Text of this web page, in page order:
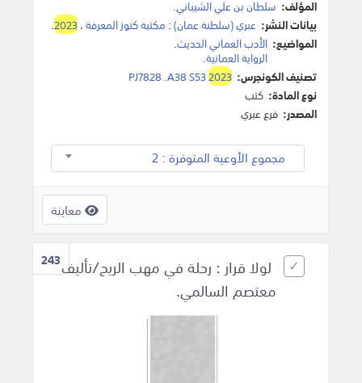
المؤلف: سلطان بن علي الشيباني.
بيانات النشر: عبري (سلطنة عمان): مكتبة كنوز المعرفة،2023
.
المواضيع: الأدب العماني الحديث.
الرواية العمانية.
تصنيف الكونجرس:
PJ7828 .A38 S532023
نوع المادة: كتب
المصدر: فرع عبري
مجموع الأوعية المتوفرة : 2
معاينة
243لولا قرار : رحلة في مهب الريح/تأليف
معتصم السالمي.